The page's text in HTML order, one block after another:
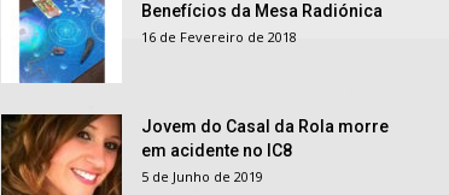
Benefícios da Mesa Radiónica
16 de Fevereiro de 2018
Jovem do Casal da Rola morre
em acidente no IC8
5 de Junho de 2019